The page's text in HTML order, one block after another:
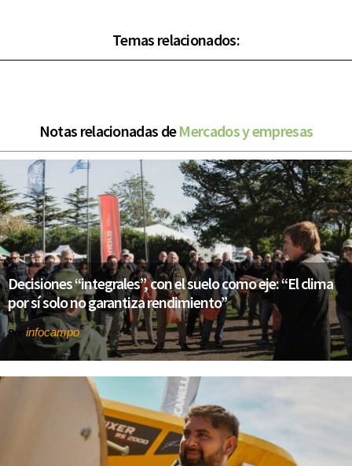
Temas relacionados:
Notas relacionadas deMercados y empresas
Decisiones “integrales”, con el suelo como eje: “El clima
por sí solo no garantiza rendimiento”
Por infocampo